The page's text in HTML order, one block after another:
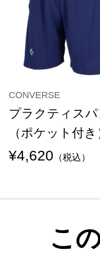
CONVERSE
プラクティスパ
（ポケット付き
¥4,620 （税込）
こ